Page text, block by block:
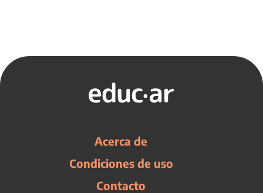
Acerca de
Condiciones de uso
Contacto